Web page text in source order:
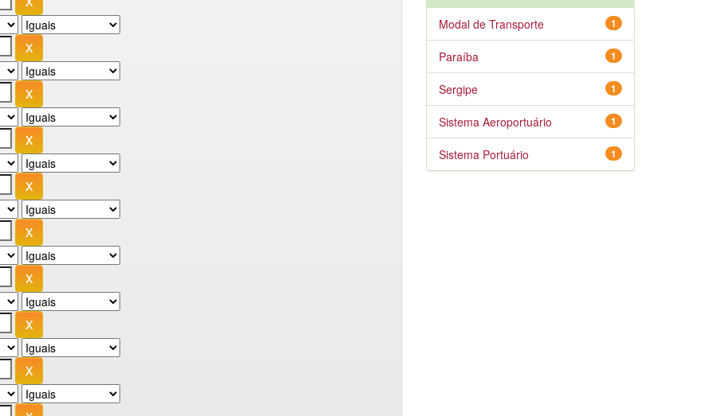
1
Modal de Transporte
1
Paraíba
1
Sergipe
1
Sistema Aeroportuário
1
Sistema Portuário